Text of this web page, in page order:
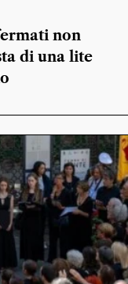
non
di una lite